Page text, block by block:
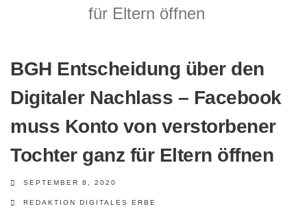
Internetsuche
Wie regeln Sie ihren digitalen Nachlass
Digitaler Nachlass
BGH Entscheidung über den
Digitaler Nachlass – Facebook
muss Konto von verstorbener
Tochter ganz für Eltern öffnen
SEPTEMBER 8, 2020
REDAKTION DIGITALES ERBE